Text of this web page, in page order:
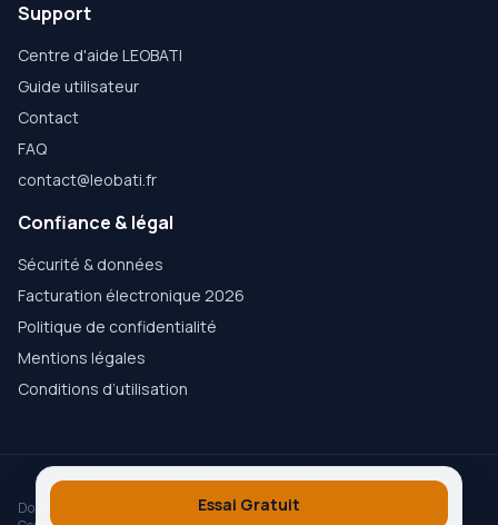
Essai Gratuit
Support
Centre d'aide LEOBATI
Guide utilisateur
Contact
FAQ
contact@leobati.fr
Confiance & légal
Sécurité & données
Facturation électronique 2026
Politique de confidentialité
Mentions légales
Conditions d’utilisation
Données hébergées en EuropeConforme RGPD